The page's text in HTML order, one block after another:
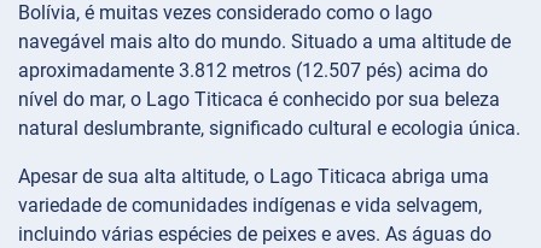
Bolívia, é muitas vezes considerado como o lago
navegável mais alto do mundo. Situado a uma altitude de
aproximadamente 3.812 metros (12.507 pés) acima do
nível do mar, o Lago Titicaca é conhecido por sua beleza
natural deslumbrante, significado cultural e ecologia única.
Apesar de sua alta altitude, o Lago Titicaca abriga uma
variedade de comunidades indígenas e vida selvagem,
incluindo várias espécies de peixes e aves. As águas do